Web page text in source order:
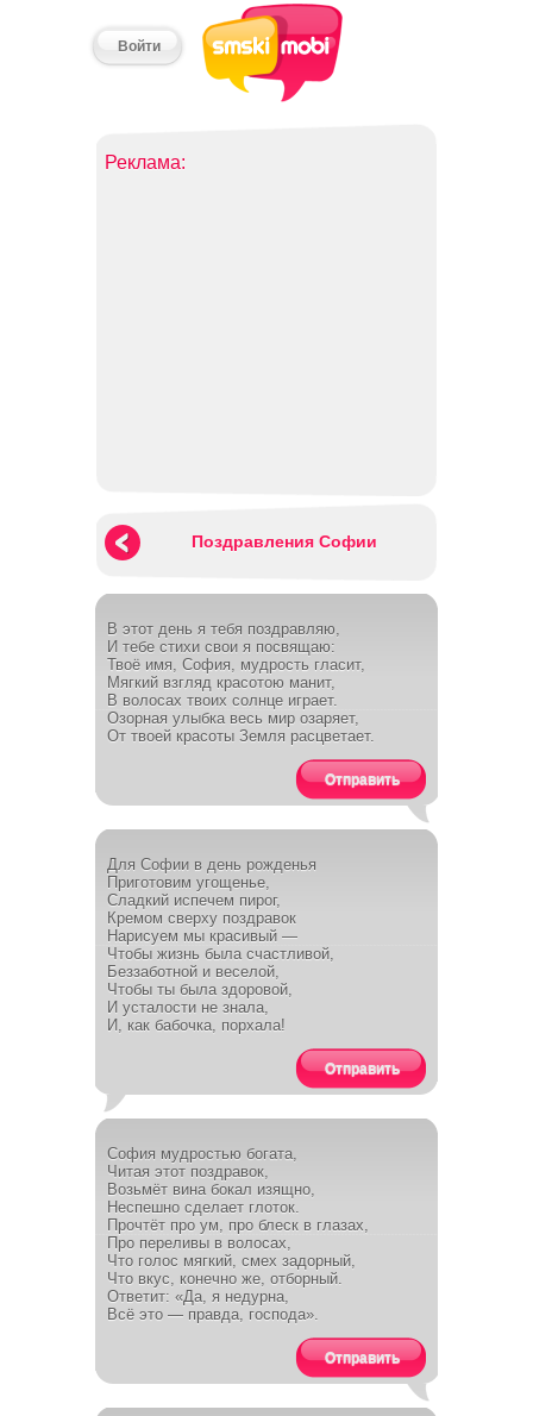
Войти
Реклама:
Поздравления Софии
В этот день я тебя поздравляю,
И тебе стихи свои я посвящаю:
Твоё имя, София, мудрость гласит,
Мягкий взгляд красотою манит,
В волосах твоих солнце играет.
Озорная улыбка весь мир озаряет,
От твоей красоты Земля расцветает.
Отправить
Для Софии в день рожденья
Приготовим угощенье,
Сладкий испечем пирог,
Кремом сверху поздравок
Нарисуем мы красивый —
Чтобы жизнь была счастливой,
Беззаботной и веселой,
Чтобы ты была здоровой,
И усталости не знала,
И, как бабочка, порхала!
Отправить
София мудростью богата,
Читая этот поздравок,
Возьмёт вина бокал изящно,
Неспешно сделает глоток.
Прочтёт про ум, про блеск в глазах,
Про переливы в волосах,
Что голос мягкий, смех задорный,
Что вкус, конечно же, отборный.
Ответит: «Да, я недурна,
Всё это — правда, господа».
Отправить